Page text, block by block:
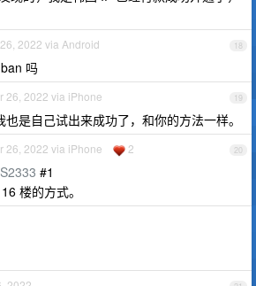
18
2022 via Android
吗
19
26, 2022 via iPhone
也是自己试出来成功了，和你的方法一样。
20
26, 2022 via iPhone 2
#1
楼的方式。